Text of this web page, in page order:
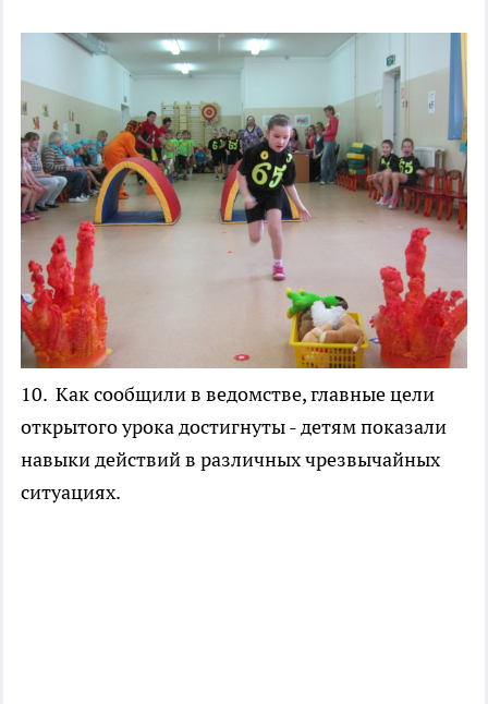
10. Как сообщили в ведомстве, главные цели
открытого урока достигнуты - детям показали
навыки действий в различных чрезвычайных
ситуациях.